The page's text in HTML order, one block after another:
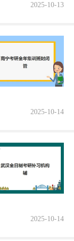
2025-10-13
2025-10-14
2025-10-14